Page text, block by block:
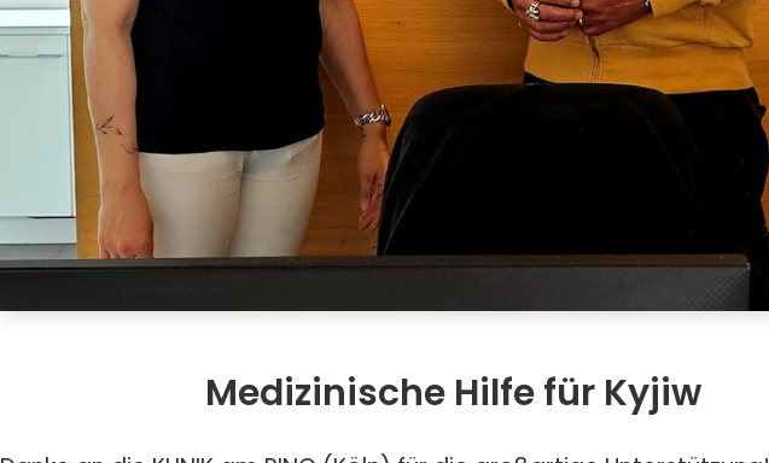
Medizinische Hilfe für Kyjiw